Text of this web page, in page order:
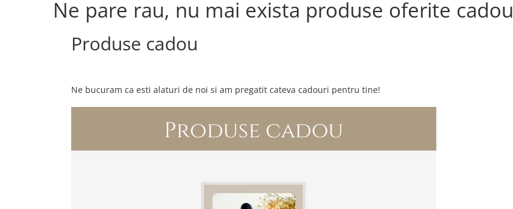
Ne pare rau, nu mai exista produse oferite cadou
Produse cadou
Ne bucuram ca esti alaturi de noi si am pregatit cateva cadouri pentru tine!